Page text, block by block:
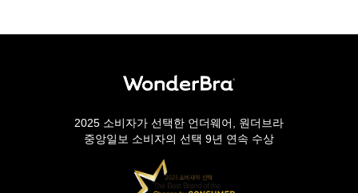
2025 소비자가 선택한 언더웨어, 원더브라
중앙일보 소비자의 선택 9년 연속 수상